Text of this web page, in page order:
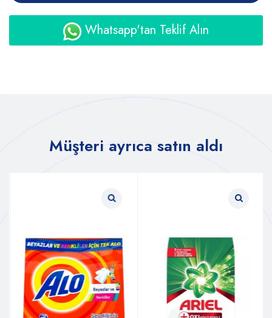
Whatsapp'tan Teklif Alın
Müşteri ayrıca satın aldı